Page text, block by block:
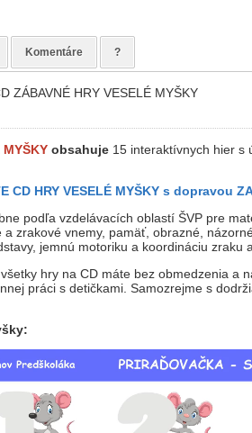
Komentáre ?
ZÁBAVNÉ HRY VESELÉ MYŠKY
MYŠKY obsahuje 15 interaktívnych hier s
CD HRY VESELÉ MYŠKY s dopravou
podľa vzdelávacích oblastí ŠVP pre
zrakové vnemy, pamäť, obrazné,
jemnú motoriku a koordináciu zraku a
hry na CD máte bez obmedzenia a
práci s detičkami. Samozrejme s